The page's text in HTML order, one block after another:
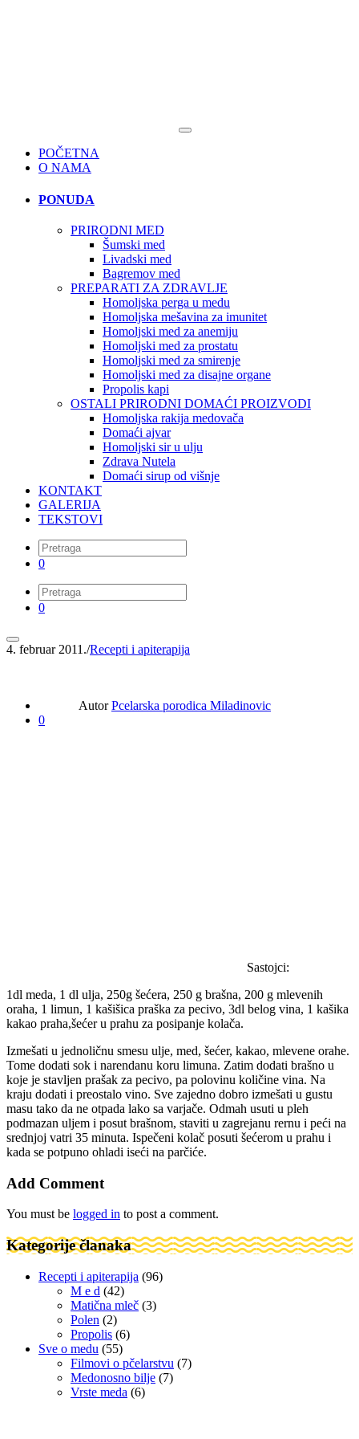
POČETNA
O NAMA
PONUDA
PRIRODNI MED
Šumski med
Livadski med
Bagremov med
PREPARATI ZA ZDRAVLJE
Homoljska perga u medu
Homoljska mešavina za imunitet
Homoljski med za anemiju
Homoljski med za prostatu
Homoljski med za smirenje
Homoljski med za disajne organe
Propolis kapi
OSTALI PRIRODNI DOMAĆI PROIZVODI
Homoljska rakija medovača
Domaći ajvar
Homoljski sir u ulju
Zdrava Nutela
Domaći sirup od višnje
KONTAKT
GALERIJA
TEKSTOVI
0
0
4. februar 2011./Recepti i apiterapija
AutorPcelarska porodica Miladinovic
0
Sastojci:
1dl meda, 1 dl ulja, 250g šećera, 250 g brašna, 200 g mlevenih
oraha, 1 limun, 1 kašišica praška za pecivo, 3dl belog vina, 1 kašika
kakao praha,šećer u prahu za posipanje kolača.
Izmešati u jednoličnu smesu ulje, med, šećer, kakao, mlevene orahe.
Tome dodati sok i narendanu koru limuna. Zatim dodati brašno u
koje je stavljen prašak za pecivo, pa polovinu količine vina. Na
kraju dodati i preostalo vino. Sve zajedno dobro izmešati u gustu
masu tako da ne otpada lako sa varjače. Odmah usuti u pleh
podmazan uljem i posut brašnom, staviti u zagrejanu rernu i peći na
srednjoj vatri 35 minuta. Ispečeni kolač posuti šećerom u prahu i
kada se potpuno ohladi iseći na parčiće.
Add Comment
You must be logged in to post a comment.
Kategorije članaka
Recepti i apiterapija (96)
M e d (42)
Matična mleč (3)
Polen (2)
Propolis (6)
Sve o medu (55)
Filmovi o pčelarstvu (7)
Medonosno bilje (7)
Vrste meda (6)